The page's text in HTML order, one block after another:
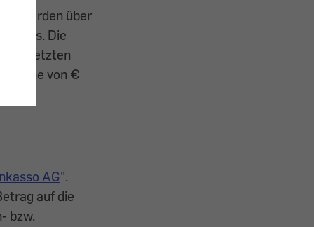
über
Die
„Letzten
Höhe von €
AG".
auf die
bzw.